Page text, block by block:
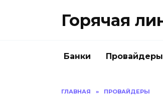
Горячая
Банки Провайдеры
ГЛАВНАЯ » ПРОВАЙДЕРЫ